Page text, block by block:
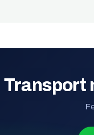
Transport